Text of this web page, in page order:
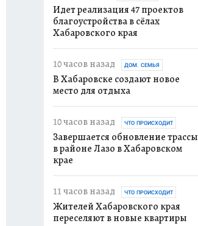
Идет реализация 47 проектов
благоустройства в сёлах
Хабаровского края
10 часов назад ДОМ. СЕМЬЯ
В Хабаровске создают новое
место для отдыха
10 часов назад ЧТО ПРОИСХОДИТ
Завершается обновление трассы
в районе Лазо в Хабаровском
крае
11 часов назад ЧТО ПРОИСХОДИТ
Жителей Хабаровского края
переселяют в новые квартиры